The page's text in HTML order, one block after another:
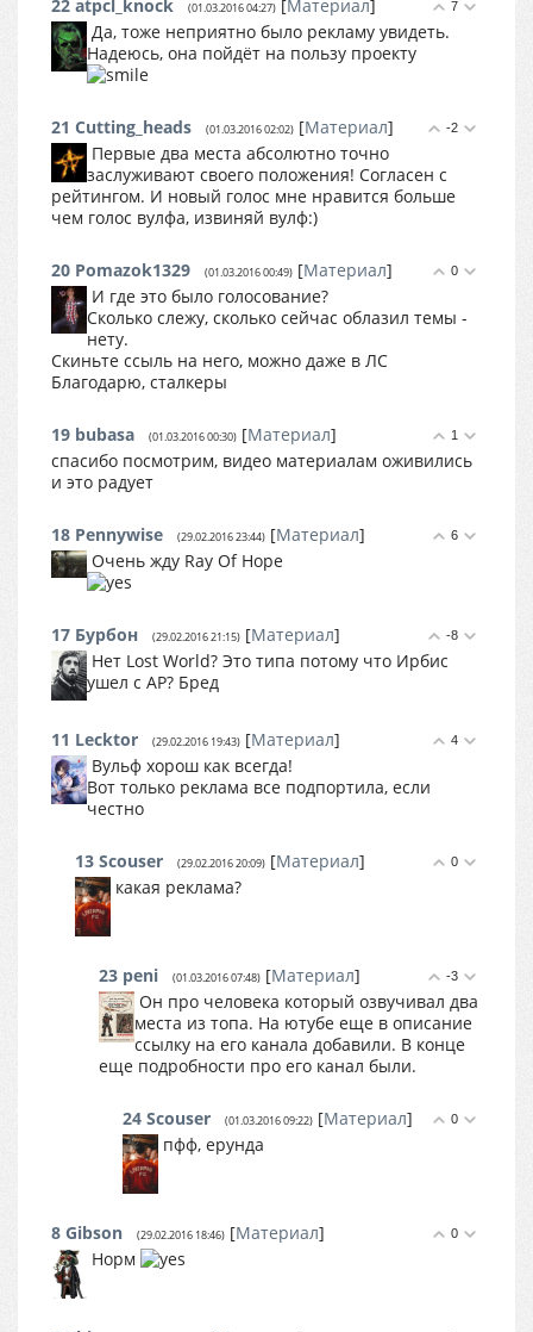
7
22 atpcl_knock (01.03.2016 04:27) [Материал]
Да, тоже неприятно было рекламу увидеть.
Надеюсь, она пойдёт на пользу проекту
-2
21 Cutting_heads (01.03.2016 02:02) [Материал]
Первые два места абсолютно точно
заслуживают своего положения! Согласен с
рейтингом. И новый голос мне нравится больше
чем голос вулфа, извиняй вулф:)
0
20 Pomazok1329 (01.03.2016 00:49) [Материал]
И где это было голосование?
Сколько слежу, сколько сейчас облазил темы -
нету.
Скиньте ссыль на него, можно даже в ЛС
Благодарю, сталкеры
1
19 bubasa (01.03.2016 00:30) [Материал]
спасибо посмотрим, видео материалам оживились
и это радует
6
18 Pennywise (29.02.2016 23:44) [Материал]
Очень жду Ray Of Hope
-8
17 Бурбон (29.02.2016 21:15) [Материал]
Нет Lost World? Это типа потому что Ирбис
ушел с AP? Бред
4
11 Lecktor (29.02.2016 19:43) [Материал]
Вульф хорош как всегда!
Вот только реклама все подпортила, если
честно
0
13 Scouser (29.02.2016 20:09) [Материал]
какая реклама?
-3
23 peni (01.03.2016 07:48) [Материал]
Он про человека который озвучивал два
места из топа. На ютубе еще в описание
ссылку на его канала добавили. В конце
еще подробности про его канал были.
0
24 Scouser (01.03.2016 09:22) [Материал]
пфф, ерунда
0
8 Gibson (29.02.2016 18:46) [Материал]
Норм